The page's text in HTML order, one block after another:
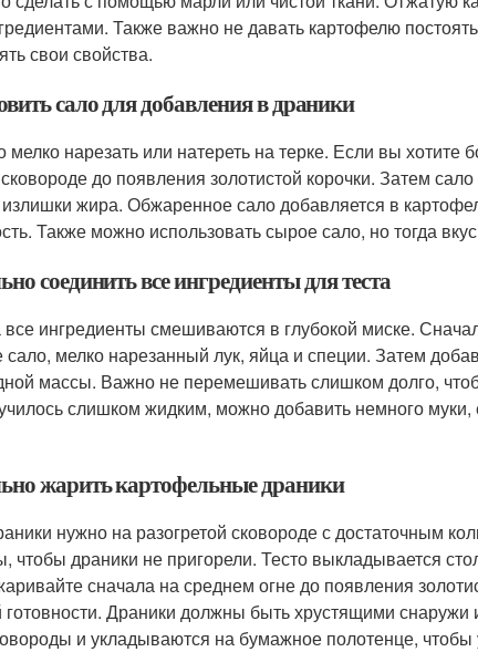
Также важно не давать картофелю
свои свойства.
сало для добавления в драники
нарезать или натереть на терке. Если вы хотите
до появления золотистой корочки. Затем
жира. Обжаренное сало добавляется в
Также можно использовать сырое сало, но тогда
соединить все ингредиенты для теста
все ингредиенты смешиваются в глубокой миске.
сало, мелко нарезанный лук, яйца и специи. Затем
массы. Важно не перемешивать слишком долго,
слишком жидким, можно добавить немного
жарить картофельные драники
нужно на разогретой сковороде с достаточным
чтобы драники не пригорели. Тесто выкладывается
сначала на среднем огне до появления
готовности. Драники должны быть хрустящими снаружи
и укладываются на бумажное полотенце, чтобы